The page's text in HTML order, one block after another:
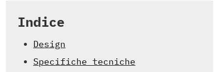
Indice
Design
Specifiche tecniche